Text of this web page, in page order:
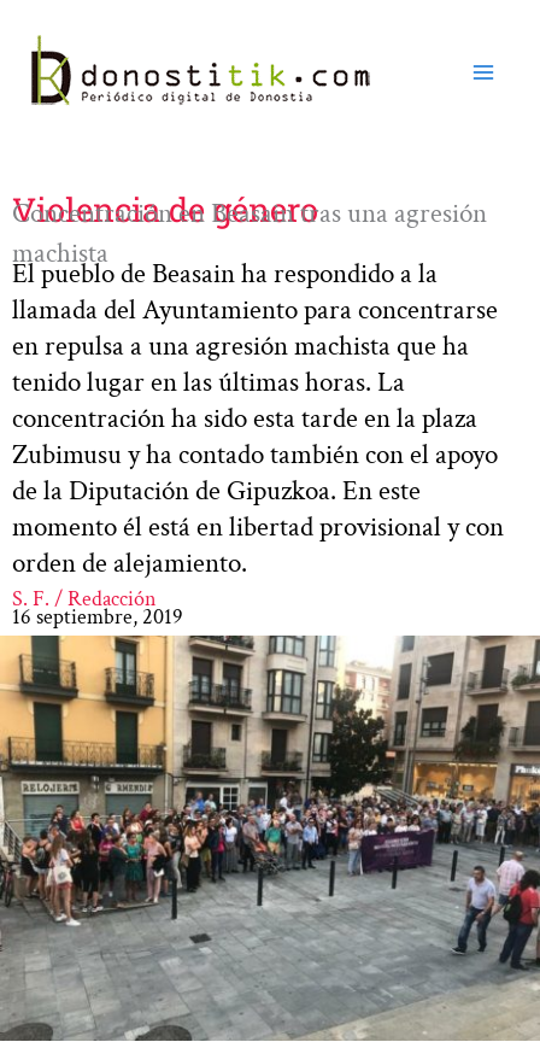
contenido
Violencia de género
Concentración en Beasain tras una agresión
machista
El pueblo de Beasain ha respondido a la
llamada del Ayuntamiento para concentrarse
en repulsa a una agresión machista que ha
tenido lugar en las últimas horas. La
concentración ha sido esta tarde en la plaza
Zubimusu y ha contado también con el apoyo
de la Diputación de Gipuzkoa. En este
momento él está en libertad provisional y con
orden de alejamiento.
S. F. / Redacción
16 septiembre, 2019